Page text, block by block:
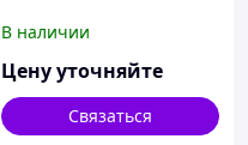
В наличии
Цену уточняйте
Связаться